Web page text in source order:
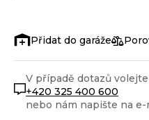
V případě dotazů
+420 325 400 600
nebo nám napište na e-